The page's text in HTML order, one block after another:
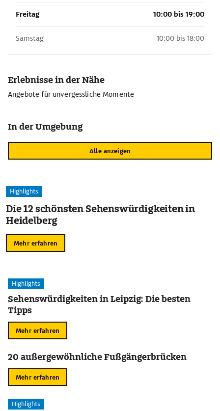
Freitag 10:00 bis 19:00
Samstag 10:00 bis 18:00
Erlebnisse in der Nähe
Angebote für unvergessliche Momente
In der Umgebung
Alle anzeigen
Highlights
Die 12 schönsten Sehenswürdigkeiten in
Heidelberg
Mehr erfahren
Highlights
Sehenswürdigkeiten in Leipzig: Die besten
Tipps
Mehr erfahren
20 außergewöhnliche Fußgängerbrücken
Mehr erfahren
Highlights